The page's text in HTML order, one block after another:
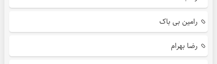
رامین بی باک
رضا بهرام